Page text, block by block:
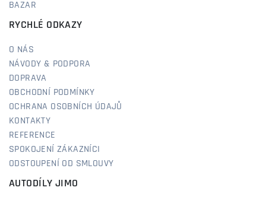
BAZAR
RYCHLÉ ODKAZY
O NÁS
NÁVODY & PODPORA
DOPRAVA
OBCHODNÍ PODMÍNKY
OCHRANA OSOBNÍCH ÚDAJŮ
KONTAKTY
REFERENCE
SPOKOJENÍ ZÁKAZNÍCI
ODSTOUPENÍ OD SMLOUVY
AUTODÍLY JIMO